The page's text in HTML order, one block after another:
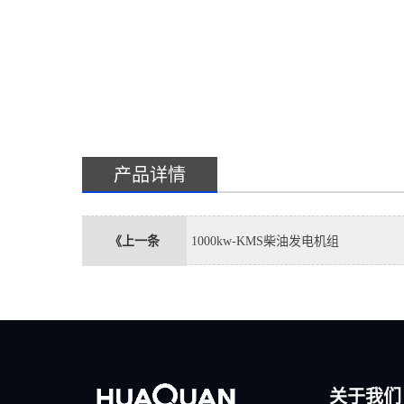
产品详情
《上一条 1000kw-KMS柴油发电机组
关于我们